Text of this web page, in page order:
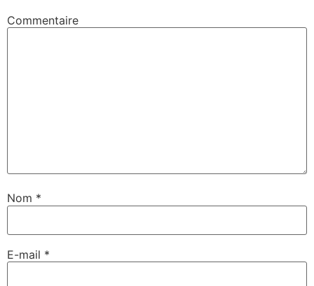
Commentaire
Nom *
E-mail *